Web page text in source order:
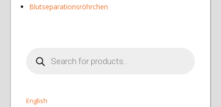
Blutseparationsröhrchen
search
English